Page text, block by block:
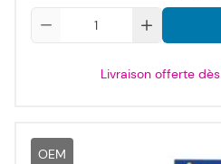
Livraison offerte dès
OEM